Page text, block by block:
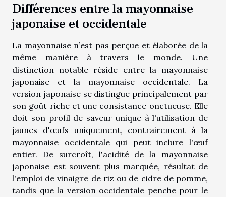
Différences entre la mayonnaise
japonaise et occidentale
La mayonnaise n’est pas perçue et élaborée de la
même manière à travers le monde. Une
distinction notable réside entre la mayonnaise
japonaise et la mayonnaise occidentale. La
version japonaise se distingue principalement par
son goût riche et une consistance onctueuse. Elle
doit son profil de saveur unique à l'utilisation de
jaunes d'œufs uniquement, contrairement à la
mayonnaise occidentale qui peut inclure l'œuf
entier. De surcroît, l'acidité de la mayonnaise
japonaise est souvent plus marquée, résultat de
l'emploi de vinaigre de riz ou de cidre de pomme,
tandis que la version occidentale penche pour le